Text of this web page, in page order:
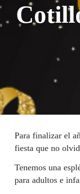
Para finalizar el
fiesta que no
Tenemos una
para adultos e